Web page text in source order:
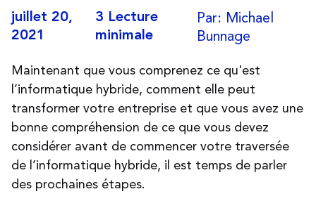
juillet 20,
2021
3 Lecture
minimale
Par: Michael
Bunnage
Maintenant que vous comprenez ce qu'est
l’informatique hybride, comment elle peut
transformer votre entreprise et que vous avez une
bonne compréhension de ce que vous devez
considérer avant de commencer votre traversée
de l’informatique hybride, il est temps de parler
des prochaines étapes.